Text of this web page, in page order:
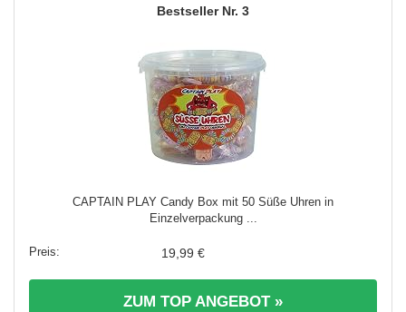
3
CAPTAIN PLAY Candy Box mit 50 Süße Uhren in
Einzelverpackung ...
19,99 €
ZUM TOP ANGEBOT »